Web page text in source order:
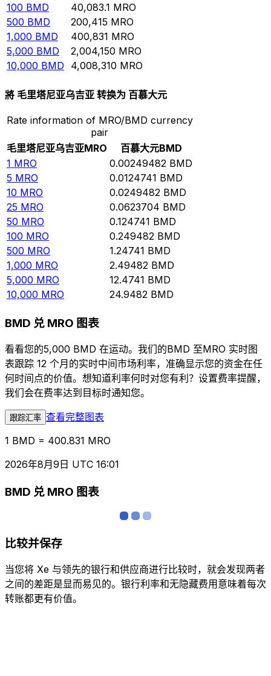
100 BMD 40,083.1 MRO
500 BMD 200,415 MRO
1,000 BMD 400,831 MRO
5,000 BMD 2,004,150 MRO
10,000 BMD 4,008,310 MRO
將 毛里塔尼亚乌吉亚 转换为 百慕大元
Rate information of MRO/BMD currency
pair
毛里塔尼亚乌吉亚MRO 百慕大元BMD
1 MRO 0.00249482 BMD
5 MRO 0.0124741 BMD
10 MRO 0.0249482 BMD
25 MRO 0.0623704 BMD
50 MRO 0.124741 BMD
100 MRO 0.249482 BMD
500 MRO 1.24741 BMD
1,000 MRO 2.49482 BMD
5,000 MRO 12.4741 BMD
10,000 MRO 24.9482 BMD
BMD 兑 MRO 图表
看看您的5,000 BMD 在运动。我们的BMD 至MRO 实时图
表跟踪 12 个月的实时中间市场利率，准确显示您的资金在任
何时间点的价值。想知道利率何时对您有利？设置费率提醒，
我们会在费率达到目标时通知您。
跟踪汇率 查看完整图表
1 BMD = 400.831 MRO
2026年8月9日 UTC 16:01
BMD 兑 MRO 图表
比较并保存
当您将 Xe 与领先的银行和供应商进行比较时，就会发现两者
之间的差距是显而易见的。银行利率和无隐藏费用意味着每次
转账都更有价值。